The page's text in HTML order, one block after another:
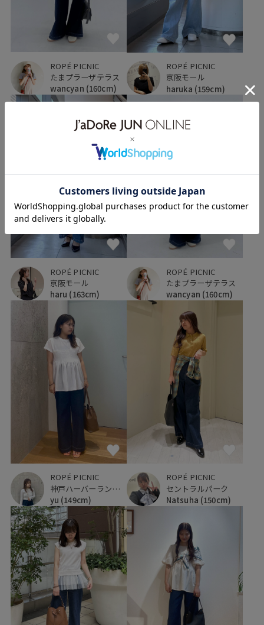
ROPÉ PICNIC
たまプラーザテラス
wancyan (160cm)
ROPÉ PICNIC
京阪モール
haruka (159cm)
ROPÉ PICNIC
京阪モール
haru (163cm)
ROPÉ PICNIC
たまプラーザテラス
wancyan (160cm)
ROPÉ PICNIC
神戸ハーバーランドumie
yu (149cm)
ROPÉ PICNIC
セントラルパーク
Natsuha (150cm)